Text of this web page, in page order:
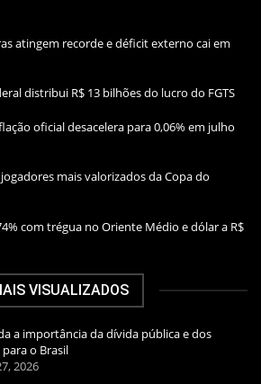
atingem recorde e déficit externo cai em
distribui R$ 13 bilhões do lucro do FGTS
oficial desacelera para 0,06% em julho
mais valorizados da Copa do
com trégua no Oriente Médio e dólar a R$
VISUALIZADOS
a importância da dívida pública e dos
o Brasil
2026